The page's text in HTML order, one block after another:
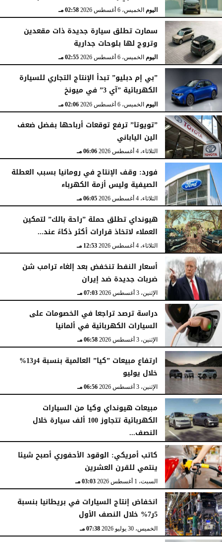
اليومالخميس، 6 أغسطس 2026 02:58 مـ
سمارت تطلق سيارة جديدة ذات مقعدين
وتروج لها بلوحات جدارية
اليوم الخميس، 6 أغسطس 2026 02:55 مـ
”بي إم دبليو” تبدأ الإنتاج التجاري للسيارة
الكهربائية ”آي 3” في ميونخ
اليوم الخميس، 6 أغسطس 2026 02:06 مـ
”تويوتا” ترفع توقعات أرباحها بفضل ضعف
الين الياباني
الثلاثاء، 4 أغسطس 2026 06:06 مـ
فورد: وقف الإنتاج في رومانيا بسبب العطلة
الصيفية وليس أزمة الكهرباء
الثلاثاء، 4 أغسطس 2026 06:05 مـ
هيونداي تطلق حملة ”راحة بالك” لتمكين
العملاء لاتخاذ قرارات أكثر ذكاءً عند...
الثلاثاء، 4 أغسطس 2026 12:53 مـ
أسعار النفط تنخفض بعد إلغاء ترامب شن
ضربات جديدة ضد إيران
الإثنين، 3 أغسطس 2026 07:03 مـ
دراسة ترصد تراجعا في الخصومات على
السيارات الكهربائية في ألمانيا
الإثنين، 3 أغسطس 2026 06:58 مـ
ارتفاع مبيعات ”كيا” العالمية بنسبة 4ر13%
خلال يوليو
الإثنين، 3 أغسطس 2026 06:56 مـ
مبيعات هيونداي وكيا من السيارات
الكهربائية تتجاوز 100 ألف سيارة خلال
النصف...
الأحد، 2 أغسطس 2026 06:17 مـ
كاتب أمريكي: الوقود الأحفوري أصبح شيئا
ينتمي للقرن العشرين
السبت، 1 أغسطس 2026 03:03 مـ
انخفاض إنتاج السيارات في بريطانيا بنسبة
5ر7% خلال النصف الأول
الخميس، 30 يوليو 2026 07:38 مـ